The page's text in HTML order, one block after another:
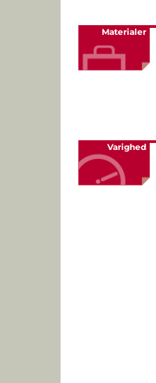
Materialer
Varighed